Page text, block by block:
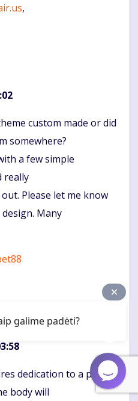
,
custom made or did
somewhere?
a few simple
really
Please let me know
Many
dedication to a plan,
body will
galime padėti?